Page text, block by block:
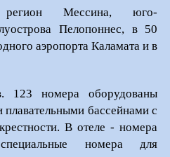
Мессина, юго-
Пелопоннес, в 50
аэропорта Каламата и в
123 номера оборудованы
бассейнами с
В отеле - номера
номера для